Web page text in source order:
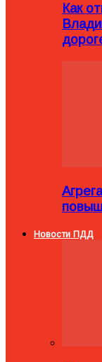
Как
Новости ПДД